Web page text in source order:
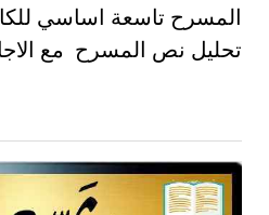
المسرح تاسعة اساسي
تحليل نص المسرح مع